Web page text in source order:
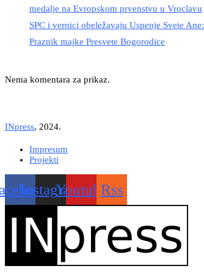
medalje na Evropskom prvenstvu u Vroclavu
SPC i vernici obeležavaju Uspenje Svete Ane:
Praznik majke Presvete Bogorodice
Nema komentara za prikaz.
INpress, 2024.
Impresum
Projekti
InstagramYoutubeRss